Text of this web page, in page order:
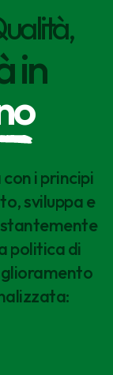
in
i principi
sviluppa e
politica di